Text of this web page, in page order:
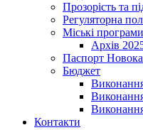
Прозорість та
Регуляторна
Міські програми
Архів
Паспорт
Бюджет
Контакти